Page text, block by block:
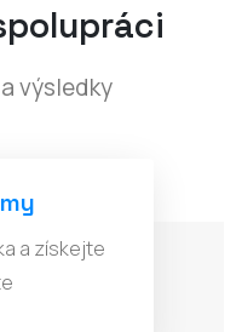
výsledky
a získejte